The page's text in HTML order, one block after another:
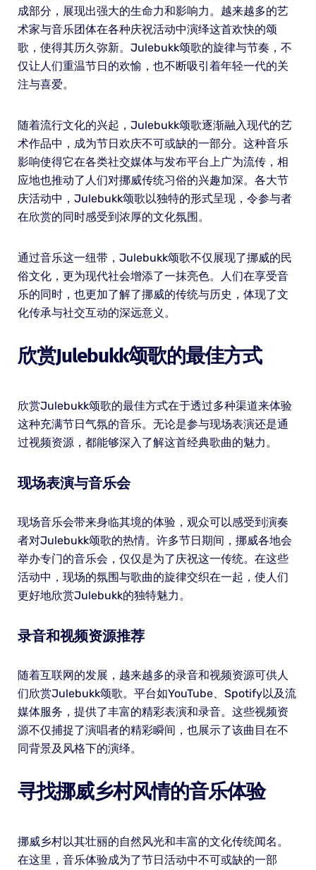
成部分，展现出强大的生命力和影响力。越来越多的艺
术家与音乐团体在各种庆祝活动中演绎这首欢快的颂
歌，使得其历久弥新。Julebukk颂歌的旋律与节奏，不
仅让人们重温节日的欢愉，也不断吸引着年轻一代的关
注与喜爱。
随着流行文化的兴起，Julebukk颂歌逐渐融入现代的艺
术作品中，成为节日欢庆不可或缺的一部分。这种音乐
影响使得它在各类社交媒体与发布平台上广为流传，相
应地也推动了人们对挪威传统习俗的兴趣加深。各大节
庆活动中，Julebukk颂歌以独特的形式呈现，令参与者
在欣赏的同时感受到浓厚的文化氛围。
通过音乐这一纽带，Julebukk颂歌不仅展现了挪威的民
俗文化，更为现代社会增添了一抹亮色。人们在享受音
乐的同时，也更加了解了挪威的传统与历史，体现了文
化传承与社交互动的深远意义。
欣赏Julebukk颂歌的最佳方式
欣赏Julebukk颂歌的最佳方式在于透过多种渠道来体验
这种充满节日气氛的音乐。无论是参与现场表演还是通
过视频资源，都能够深入了解这首经典歌曲的魅力。
现场表演与音乐会
现场音乐会带来身临其境的体验，观众可以感受到演奏
者对Julebukk颂歌的热情。许多节日期间，挪威各地会
举办专门的音乐会，仅仅是为了庆祝这一传统。在这些
活动中，现场的氛围与歌曲的旋律交织在一起，使人们
更好地欣赏Julebukk的独特魅力。
录音和视频资源推荐
随着互联网的发展，越来越多的录音和视频资源可供人
们欣赏Julebukk颂歌。平台如YouTube、Spotify以及流
媒体服务，提供了丰富的精彩表演和录音。这些视频资
源不仅捕捉了演唱者的精彩瞬间，也展示了该曲目在不
同背景及风格下的演绎。
寻找挪威乡村风情的音乐体验
挪威乡村以其壮丽的自然风光和丰富的文化传统闻名。
在这里，音乐体验成为了节日活动中不可或缺的一部